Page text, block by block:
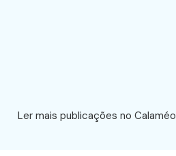
Ler mais publicações no Calaméo